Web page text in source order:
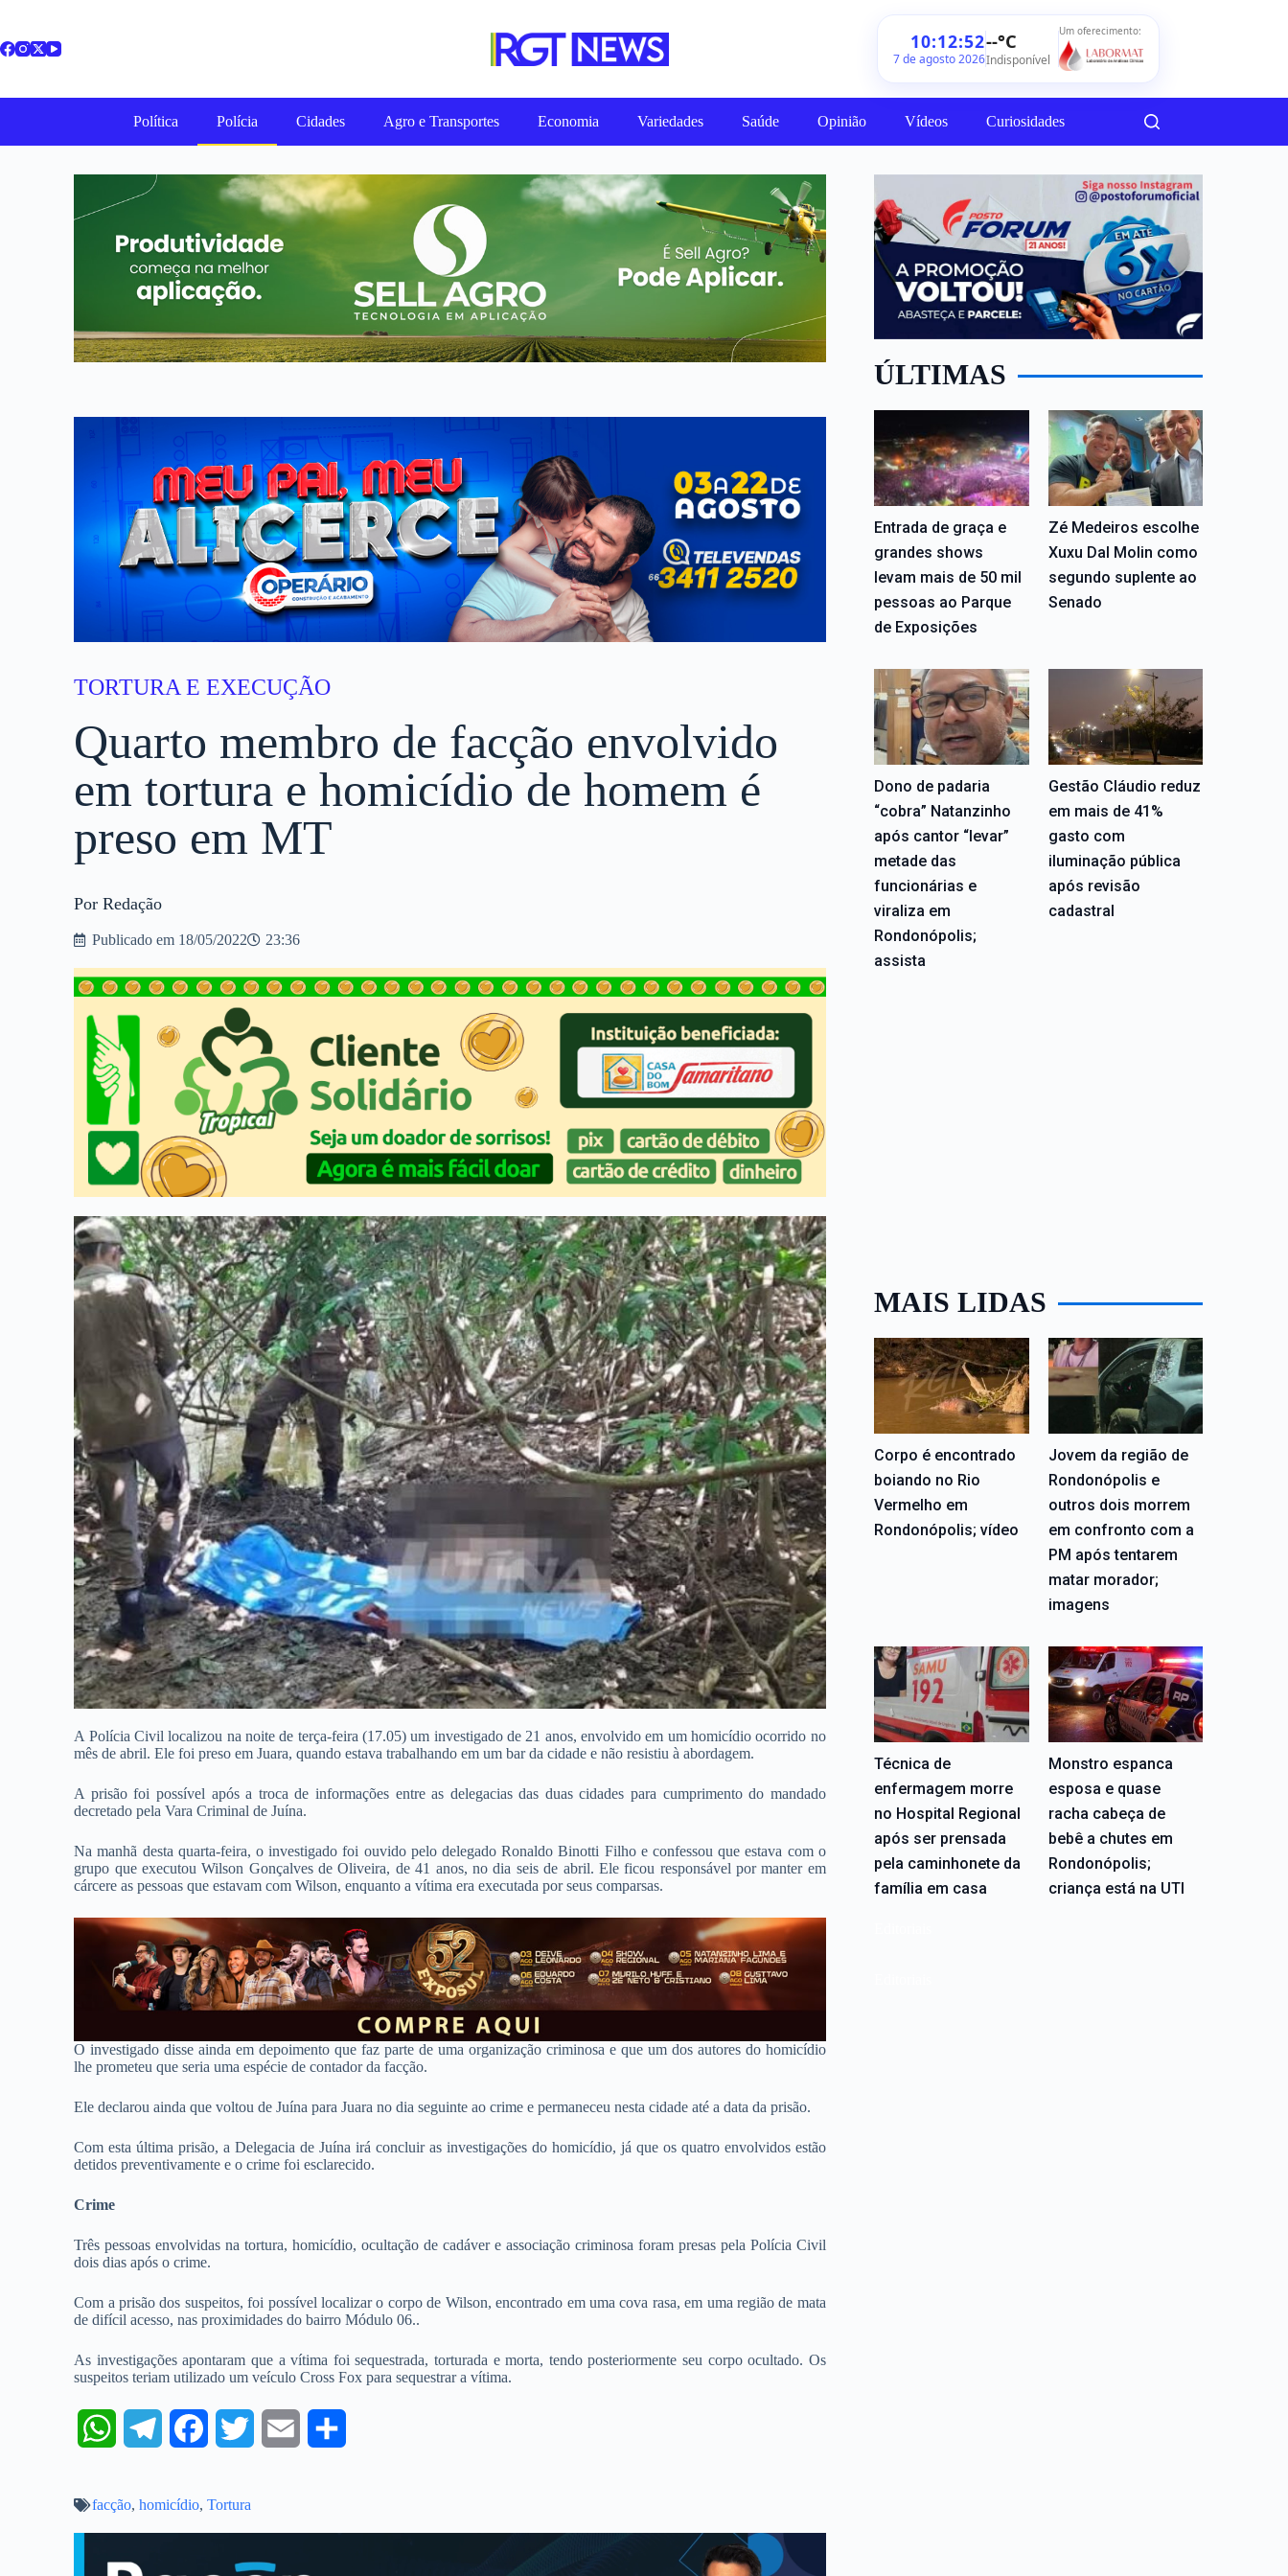
10:12:54
7 de agosto 2026
--°C
Indisponível
Um oferecimento:
Política Polícia Cidades Agro e Transportes Economia Variedades Saúde Opinião Vídeos Curiosidades
TORTURA E EXECUÇÃO
Quarto membro de facção envolvido
em tortura e homicídio de homem é
preso em MT
Por Redação
Publicado em 18/05/2022 23:36
A Polícia Civil localizou na noite de terça-feira (17.05) um investigado de 21 anos, envolvido em um homicídio ocorrido no
mês de abril. Ele foi preso em Juara, quando estava trabalhando em um bar da cidade e não resistiu à abordagem.
A prisão foi possível após a troca de informações entre as delegacias das duas cidades para cumprimento do mandado
decretado pela Vara Criminal de Juína.
Na manhã desta quarta-feira, o investigado foi ouvido pelo delegado Ronaldo Binotti Filho e confessou que estava com o
grupo que executou Wilson Gonçalves de Oliveira, de 41 anos, no dia seis de abril. Ele ficou responsável por manter em
cárcere as pessoas que estavam com Wilson, enquanto a vítima era executada por seus comparsas.
O investigado disse ainda em depoimento que faz parte de uma organização criminosa e que um dos autores do homicídio
lhe prometeu que seria uma espécie de contador da facção.
Ele declarou ainda que voltou de Juína para Juara no dia seguinte ao crime e permaneceu nesta cidade até a data da prisão.
Com esta última prisão, a Delegacia de Juína irá concluir as investigações do homicídio, já que os quatro envolvidos estão
detidos preventivamente e o crime foi esclarecido.
Crime
Três pessoas envolvidas na tortura, homicídio, ocultação de cadáver e associação criminosa foram presas pela Polícia Civil
dois dias após o crime.
Com a prisão dos suspeitos, foi possível localizar o corpo de Wilson, encontrado em uma cova rasa, em uma região de mata
de difícil acesso, nas proximidades do bairro Módulo 06..
As investigações apontaram que a vítima foi sequestrada, torturada e morta, tendo posteriormente seu corpo ocultado. Os
suspeitos teriam utilizado um veículo Cross Fox para sequestrar a vítima.
W
a l c
facção,homicídio,Tortura
ÚLTIMAS
Entrada de graça e
grandes shows
levam mais de 50 mil
pessoas ao Parque
de Exposições
Zé Medeiros escolhe
Xuxu Dal Molin como
segundo suplente ao
Senado
Dono de padaria
“cobra” Natanzinho
após cantor “levar”
metade das
funcionárias e
viraliza em
Rondonópolis;
assista
Gestão Cláudio reduz
em mais de 41%
gasto com
iluminação pública
após revisão
cadastral
MAIS LIDAS
Corpo é encontrado
boiando no Rio
Vermelho em
Rondonópolis; vídeo
Jovem da região de
Rondonópolis e
outros dois morrem
em confronto com a
PM após tentarem
matar morador;
imagens
Técnica de
enfermagem morre
no Hospital Regional
após ser prensada
pela caminhonete da
família em casa
Monstro espanca
esposa e quase
racha cabeça de
bebê a chutes em
Rondonópolis;
criança está na UTI